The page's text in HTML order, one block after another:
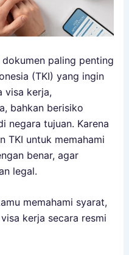
paling penting
(TKI) yang ingin
visa kerja,
bahkan berisiko
negara tujuan. Karena
TKI untuk memahami
benar, agar
legal.
memahami syarat,
kerja secara resmi